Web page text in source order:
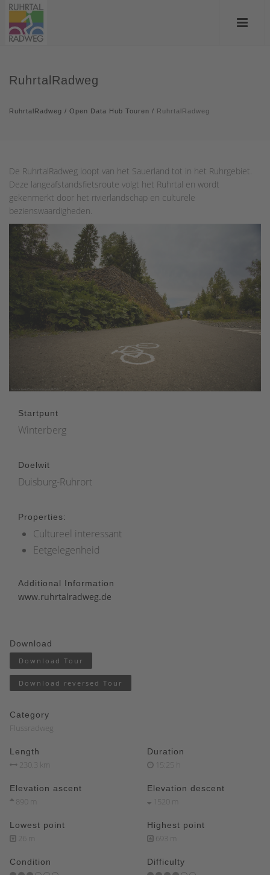
RuhrtalRadweg
RuhrtalRadweg / Open Data Hub Touren / RuhrtalRadweg
De RuhrtalRadweg loopt van het Sauerland tot in het Ruhrgebiet.
Deze langeafstandsfietsroute volgt het Ruhrtal en wordt
gekenmerkt door het rivierlandschap en culturele
bezienswaardigheden.
Startpunt
Winterberg
Doelwit
Duisburg-Ruhrort
Properties:
Cultureel interessant
Eetgelegenheid
Additional Information
www.ruhrtalradweg.de
Download
Download Tour
Download reversed Tour
Category
Flussradweg
Length
230.3 km
Duration
15:25 h
Elevation ascent
890 m
Elevation descent
1520 m
Lowest point
26 m
Highest point
693 m
Condition Difficulty